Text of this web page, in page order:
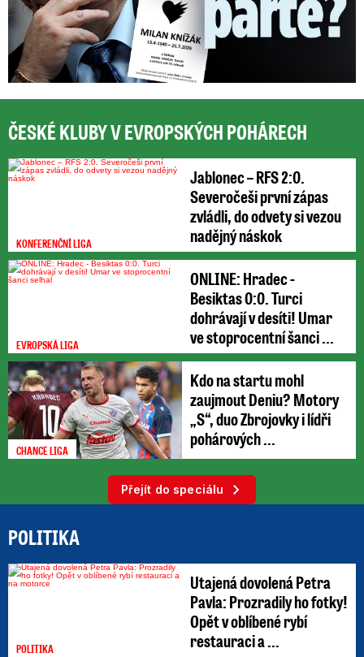
ČESKÉ KLUBY V EVROPSKÝCH POHÁRECH
KONFERENČNÍ LIGA
Jablonec – RFS 2:0.
Severočeši první zápas
zvládli, do odvety si vezou
nadějný náskok
EVROPSKÁ LIGA
ONLINE: Hradec -
Besiktas 0:0. Turci
dohrávají v desíti! Umar
ve stoprocentní šanci ...
CHANCE LIGA
Kdo na startu mohl
zaujmout Deniu? Motory
„S“, duo Zbrojovky i lídři
pohárových ...
Přejít do speciálu
POLITIKA
POLITIKA
Utajená dovolená Petra
Pavla: Prozradily ho fotky!
Opět v oblíbené rybí
restauraci a ...